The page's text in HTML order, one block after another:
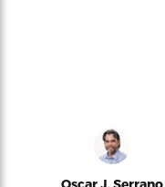
Oscar J. Serrano